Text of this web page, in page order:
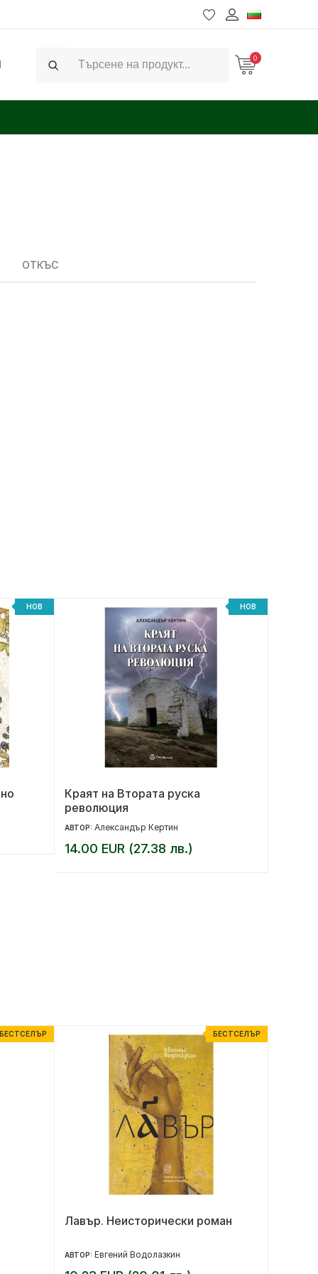
Search
0
ОТКЪС
НОВ НОВ
Краят на Втората руска
революция
АВТОР: Александър Кертин
14.00 EUR (27.38 лв.)
БЕСТСЕЛЪР БЕСТСЕЛЪР
Лавър. Неисторически роман
АВТОР: Евгений Водолазкин